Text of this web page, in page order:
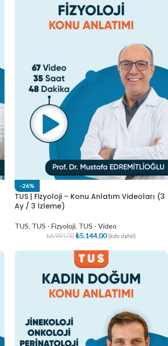
-26%
TUS | Fizyoloji – Konu Anlatım Videoları (3
Ay / 3 İzleme)
TUS, TUS - Fizyoloji, TUS - Video
₺6.984,00 ₺5.144,00 (kdv dahil)